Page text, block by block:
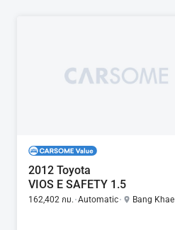
2012 Toyota
VIOS E SAFETY 1.5
162,402 กม. Automatic Bang Khae